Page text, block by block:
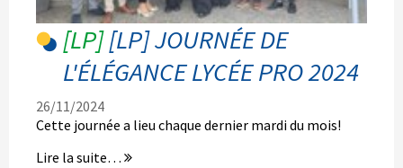
[LP] JOURNÉE DE
L'ÉLÉGANCE LYCÉE PRO 2024
26/11/2024
Cette journée a lieu chaque dernier mardi du mois!
[LP]
Lire la suite…